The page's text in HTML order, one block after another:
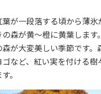
が一段落する頃から薄氷
森が黄～橙に黄葉します
森が大変美しい季節です。
ゴなど、紅い実を付ける樹
。